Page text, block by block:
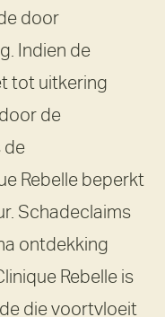
door
Indien de
tot uitkering
de
de
Rebelle beperkt
Schadeclaims
ontdekking
Rebelle is
die voortvloeit